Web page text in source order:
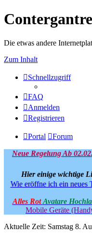
Die etwas andere
Zum Inhalt
Schnellzugriff
FAQ
Anmelden
Registrieren
Portal Forum
Neue Regelung Ab
Hier einige wichtige
Wie eröffne ich ein neues
Alles Rot Avatare
Mobile Geräte
Aktuelle Zeit: Samstag 8.